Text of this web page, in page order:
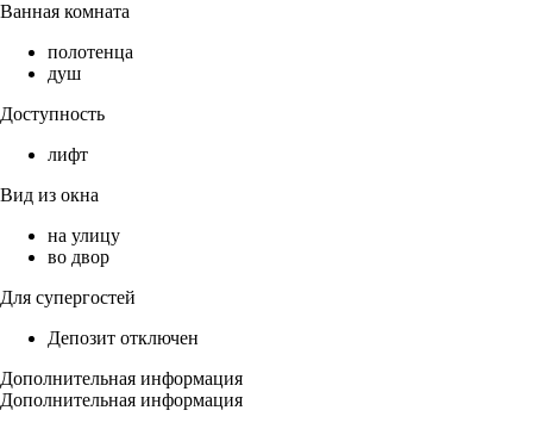
Ванная комната
полотенца
душ
Доступность
лифт
Вид из окна
на улицу
во двор
Для супергостей
Депозит отключен
Дополнительная информация
Дополнительная информация